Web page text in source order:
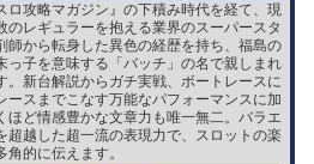
ロ攻略マガジン』の下積み時代を経て、現
のレギュラーを抱える業界のスーパースタ
師から転身した異色の経歴を持ち、福島の
っ子を意味する「バッチ」の名で親しまれ
。新台解説からガチ実戦、ボートレースに
ースまでこなす万能なパフォーマンスに加
ほど情感豊かな文章力も唯一無二。バラエ
超越した超一流の表現力で、スロットの楽
角的に伝えます。